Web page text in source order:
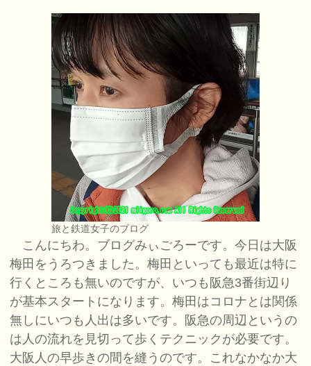
旅と鉄道女子のブログ
こんにちわ。ブログみぃごろーです。今日は大阪
梅田をうろつきました。梅田といっても最近は特に
行くところも無いのですが、いつも阪急3番街辺り
が基本スタートになります。梅田はコロナとは関係
無しにいつも人出は多いです。阪急の周辺というの
は人の流れを見切って歩くテクニックが必要です。
大阪人の早歩きの間を縫うのです。これなかなか大